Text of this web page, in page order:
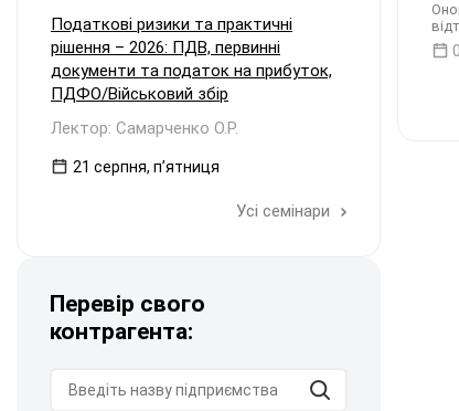
Податкові ризики та практичні
рішення – 2026: ПДВ, первинні
документи та податок на прибуток,
ПДФО/Військовий збір
Лектор: Самарченко О.Р.
21 серпня, пʼятниця
Усі семінари
Перевір свого
контрагента: